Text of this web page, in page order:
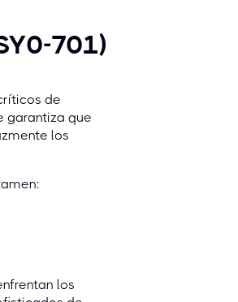
701)
de
garantiza que
los
los